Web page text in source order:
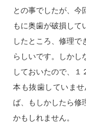
との事でしたが、今
もに奥歯が破損して
したところ、修理で
らしいです。しかし
しておいたので、１
本も抜歯していま
ば、もしかしたら修
かもしれません。